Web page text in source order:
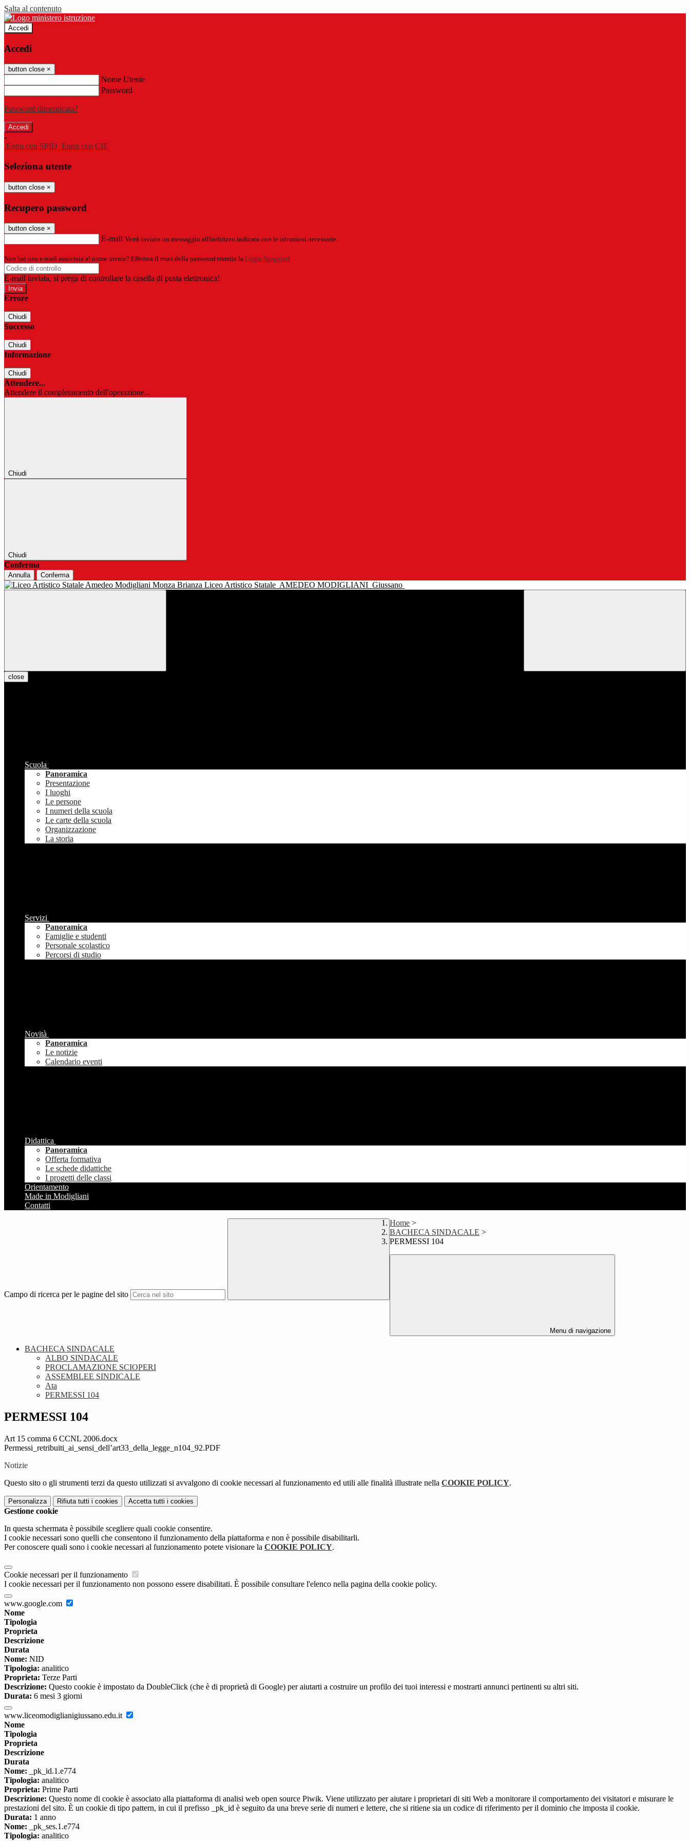
Salta al contenuto
Accedi
Accedi
button close ×
Nome Utente
Password
Password dimenticata?
-
Entra con SPID Entra con CIE
Seleziona utente
button close ×
Recupero password
button close ×
E-mail Verrà inviato un messaggio all'indirizzo indicato con le istruzioni necessarie.
Non hai una e-mail associata al nome utente? Effettua il reset della password tramite la Login Spaggiari
E-mail inviata, si prega di controllare la casella di posta elettronica!
Errore
Chiudi
Successo
Chiudi
Informazione
Chiudi
Attendere...
Attendere il completamento dell'operazione...
Chiudi
Chiudi
Conferma
Annulla Conferma
Liceo Artistico Statale AMEDEO MODIGLIANI Giussano
close
Scuola
Panoramica
Presentazione
I luoghi
Le persone
I numeri della scuola
Le carte della scuola
Organizzazione
La storia
Servizi
Panoramica
Famiglie e studenti
Personale scolastico
Percorsi di studio
Novità
Panoramica
Le notizie
Calendario eventi
Didattica
Panoramica
Offerta formativa
Le schede didattiche
I progetti delle classi
Orientamento
Made in Modigliani
Contatti
Campo di ricerca per le pagine del sito
Home >
BACHECA SINDACALE >
PERMESSI 104
Menu di navigazione
BACHECA SINDACALE
ALBO SINDACALE
PROCLAMAZIONE SCIOPERI
ASSEMBLEE SINDICALE
Ata
PERMESSI 104
PERMESSI 104
Art 15 comma 6 CCNL 2006.docx
Permessi_retribuiti_ai_sensi_dell’art33_della_legge_n104_92.PDF
Notizie
Questo sito o gli strumenti terzi da questo utilizzati si avvalgono di cookie necessari al funzionamento ed utili alle finalità illustrate nella COOKIE POLICY.
Personalizza Rifiuta tutti i cookies Accetta tutti i cookies
Gestione cookie
In questa schermata è possibile scegliere quali cookie consentire.
I cookie necessari sono quelli che consentono il funzionamento della piattaforma e non è possibile disabilitarli.
Per conoscere quali sono i cookie necessari al funzionamento potete visionare la COOKIE POLICY.
Cookie necessari per il funzionamento
I cookie necessari per il funzionamento non possono essere disabilitati. È possibile consultare l'elenco nella pagina della cookie policy.
www.google.com
Nome
Tipologia
Proprieta
Descrizione
Durata
Nome: NID
Tipologia: analitico
Proprieta: Terze Parti
Descrizione: Questo cookie è impostato da DoubleClick (che è di proprietà di Google) per aiutarti a costruire un profilo dei tuoi interessi e mostrarti annunci pertinenti su altri siti.
Durata: 6 mesi 3 giorni
www.liceomodiglianigiussano.edu.it
Nome
Tipologia
Proprieta
Descrizione
Durata
Nome: _pk_id.1.e774
Tipologia: analitico
Proprieta: Prime Parti
Descrizione: Questo nome di cookie è associato alla piattaforma di analisi web open source Piwik. Viene utilizzato per aiutare i proprietari di siti Web a monitorare il comportamento dei visitatori e misurare le
prestazioni del sito. È un cookie di tipo pattern, in cui il prefisso _pk_id è seguito da una breve serie di numeri e lettere, che si ritiene sia un codice di riferimento per il dominio che imposta il cookie.
Durata: 1 anno
Nome: _pk_ses.1.e774
Tipologia: analitico